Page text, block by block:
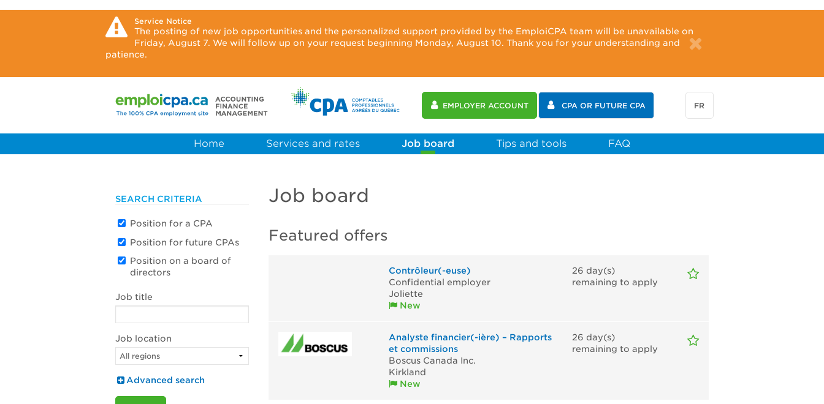
Service Notice
The posting of new job opportunities and the personalized support provided by the EmploiCPA team will be unavailable on
Friday, August 7. We will follow up on your request beginning Monday, August 10. Thank you for your understanding and
patience.
EMPLOYER ACCOUNT CPA OR FUTURE CPA FR
Home Services and rates Job board Tips and tools FAQ
Job board
SEARCH CRITERIA
Position for a CPA
Position for future CPAs
Position on a board of
directors
Job title
Job location
Advanced search
Featured offers
Contrôleur(-euse)
Confidential employer
Joliette
New
26 day(s)
remaining to apply
Analyste financier(-ière) – Rapports
et commissions
Boscus Canada Inc.
Kirkland
New
26 day(s)
remaining to apply